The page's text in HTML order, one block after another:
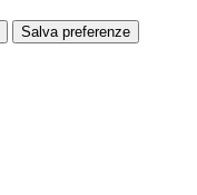
Salva preferenze